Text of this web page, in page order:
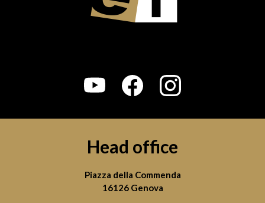
Head office
Piazza della Commenda
16126 Genova